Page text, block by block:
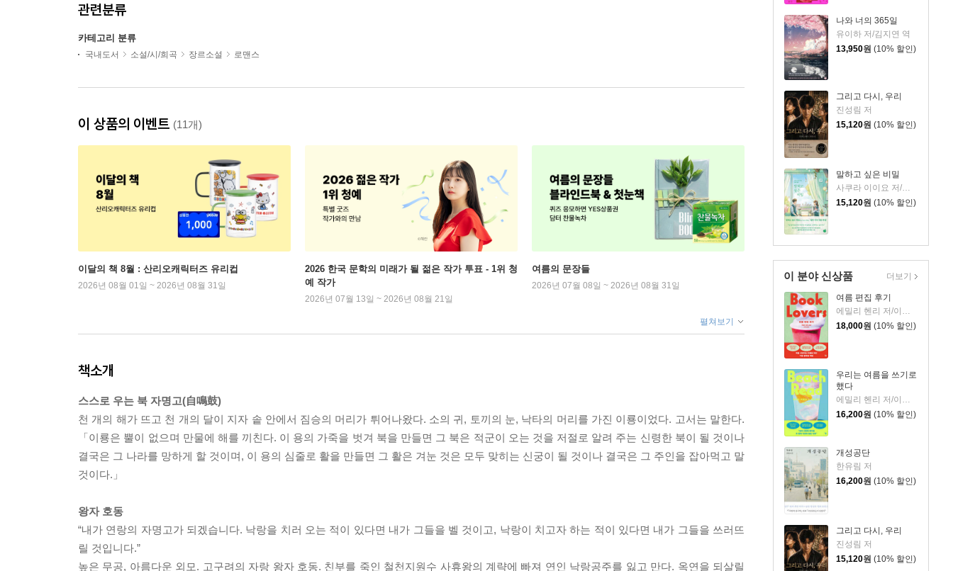
나와 너의 365일
유이하 저/김지연 역
13,950원 (10% 할인)
그리고 다시, 우리
진성림 저
15,120원 (10% 할인)
말하고 싶은 비밀
15,120원 (10% 할인)
이 분야 신상품
여름 편집 후기
에밀리 헨리 저/이미정 역
18,000원 (10% 할인)
우리는 여름을 쓰기로
했다
에밀리 헨리 저/이미정 역
16,200원 (10% 할인)
개성공단
한유림 저
16,200원 (10% 할인)
그리고 다시, 우리
진성림 저
15,120원 (10% 할인)
더보기
관련분류
카테고리 분류
국내도서 소설/시/희곡 장르소설 로맨스
이 상품의 이벤트 (11개)
이달의 책 8월 : 산리오캐릭터즈 유리컵
2026년 08월 01일 ~ 2026년 08월 31일
2026 한국 문학의 미래가 될 젊은 작가 투표 - 1위 청
예 작가
2026년 07월 13일 ~ 2026년 08월 21일
여름의 문장들
2026년 07월 08일 ~ 2026년 08월 31일
펼쳐보기
책소개
스스로 우는 북 자명고(自鳴鼓)
천 개의 해가 뜨고 천 개의 달이 지자 솥 안에서 짐승의 머리가 튀어나왔다. 소의 귀, 토끼의 눈, 낙타의 머리를 가진 이룡이었다. 고서는 말한다.
「이룡은 뿔이 없으며 만물에 해를 끼친다. 이 용의 가죽을 벗겨 북을 만들면 그 북은 적군이 오는 것을 저절로 알려 주는 신령한 북이 될 것이나
결국은 그 나라를 망하게 할 것이며, 이 용의 심줄로 활을 만들면 그 활은 겨눈 것은 모두 맞히는 신궁이 될 것이나 결국은 그 주인을 잡아먹고 말
것이다.」
왕자 호동
“내가 연랑의 자명고가 되겠습니다. 낙랑을 치러 오는 적이 있다면 내가 그들을 벨 것이고, 낙랑이 치고자 하는 적이 있다면 내가 그들을 쓰러뜨
릴 것입니다.”
높은 무공, 아름다운 외모. 고구려의 자랑 왕자 호동. 친부를 죽인 철천지원수 사휴왕의 계략에 빠져 연인 낙랑공주를 잃고 만다. 옥연을 되살릴